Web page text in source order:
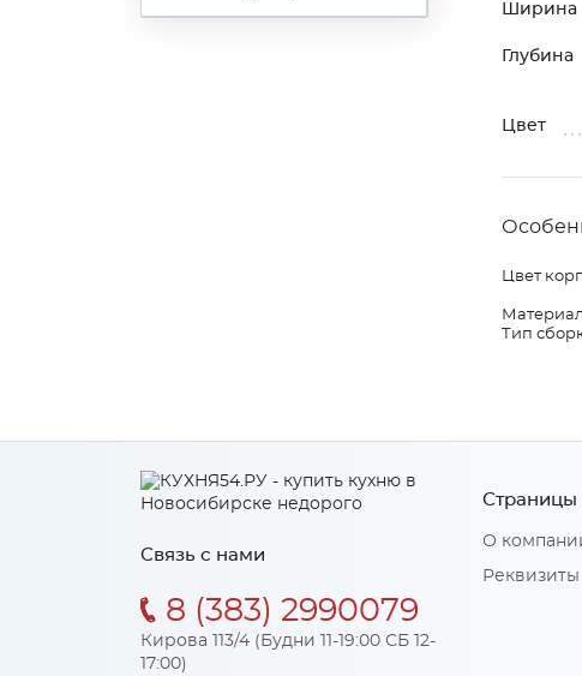
Ширина
Глубина
Цвет
Цвет
Тип
Связь с нами
8 (383) 2990079
Кирова 113/4 (Будни 11-19:00 СБ 12-
17:00)
Страницы
О
Реквизиты